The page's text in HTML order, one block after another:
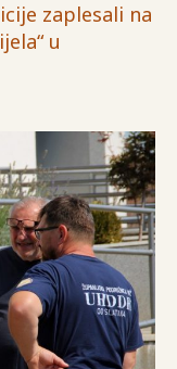
zaplesali na
u